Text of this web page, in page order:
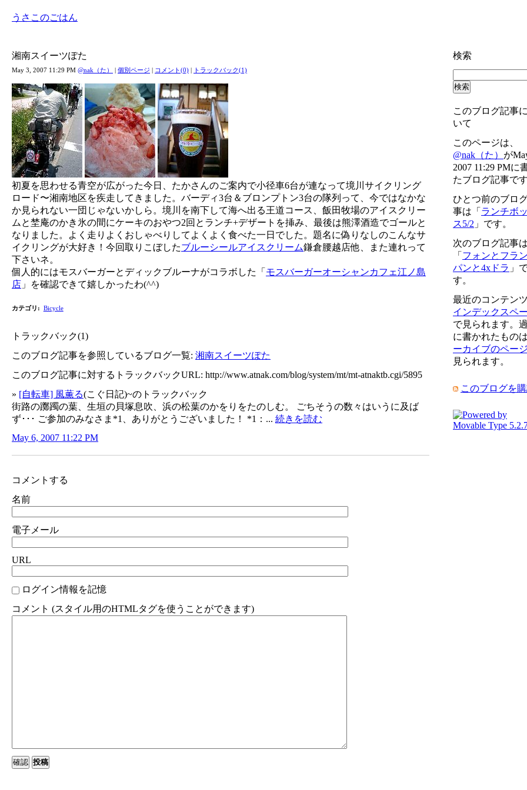
うさこのごはん
湘南スイーツぽた
May 3, 2007 11:29 PM @nak（た） | 個別ページ | コメント(0) | トラックバック(1)
初夏を思わせる青空が広がった今日、たかさんのご案内で小径車6台が連なって境川サイクリング
ロード〜湘南地区を疾走してきました。バーディ3台＆ブロンプトン3台の隊列って、今ではなかな
か見られない一団じゃないかしら。境川を南下して海へ出る王道コース、飯田牧場のアイスクリー
ムと埜庵のかき氷の間にケーキのおやつ2回とランチ+デザートを挿み、最後は熊澤酒造でゴールと
なりました。よく走りよくおしゃべりしてよくよく食べた一日でした。題名に偽りなしのこんなサ
イクリングが大好き！今回取りこぼしたブルーシールアイスクリーム鎌倉腰越店他、また連れって
下さいネ。
個人的にはモスバーガーとディックブルーナがコラボした「 モスバーガーオーシャンカフェ江ノ島
店 」を確認できて嬉しかったわ(^^)
カテゴリ : Bicycle
トラックバック(1)
このブログ記事を参照しているブログ一覧: 湘南スイーツぽた
このブログ記事に対するトラックバックURL: http://www.atnak.com/blog/system/mt/mt-atnaktb.cgi/5895
» [自転車] 風薫る(こぐ日記)~のトラックバック
街路の躑躅の葉、生垣の貝塚息吹、浜の松葉のかをりをたのしむ。 ごちそうの数々はいうに及ば
ず･･･ ご参加のみなさま*1、ありがとうございました！ *1：... 続きを読む
May 6, 2007 11:22 PM
コメントする
名前
電子メール
URL
ログイン情報を記憶
コメント (スタイル用のHTMLタグを使うことができます)
検索
このブログ記事
いて
このページは、
@nak（た） が
2007 11:29 PMに
たブログ記事です
ひとつ前のブロ
事は「 ランチボ
ス5/2 」です。
次のブログ記事は
「 フォンとフラ
パンと4xドラ 」
す。
最近のコンテン
インデックスペ
で見られます。
に書かれたものは
ーカイブのページ
見られます。
このブログを